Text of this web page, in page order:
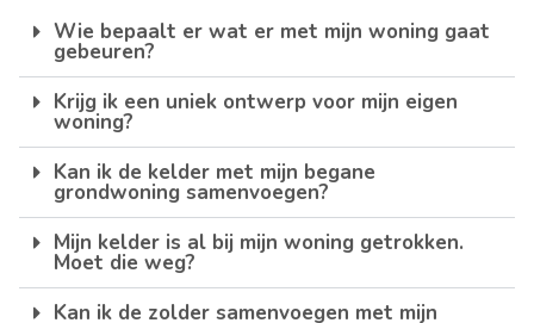
Wie bepaalt er wat er met mijn woning gaat
gebeuren?
Krijg ik een uniek ontwerp voor mijn eigen
woning?
Kan ik de kelder met mijn begane
grondwoning samenvoegen?
Mijn kelder is al bij mijn woning getrokken.
Moet die weg?
Kan ik de zolder samenvoegen met mijn